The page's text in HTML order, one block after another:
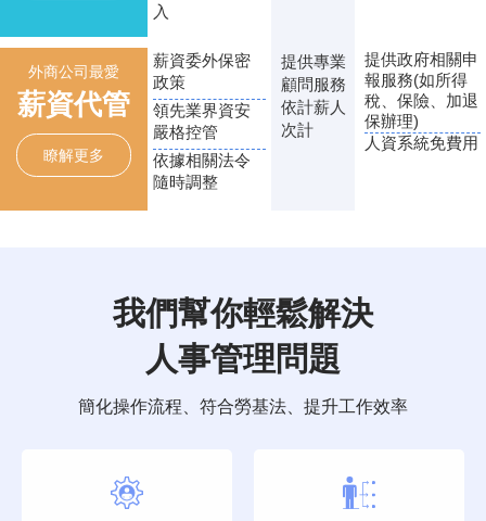
入
外商公司最愛
薪資代管
瞭解更多
薪資委外保密
政策
領先業界資安
嚴格控管
依據相關法令
隨時調整
提供專業
顧問服務
依計薪人
次計
提供政府相關申
報服務(如所得
稅、保險、加退
保辦理)
人資系統免費用
我們幫你輕鬆解決
人事管理問題
簡化操作流程、符合勞基法、提升工作效率